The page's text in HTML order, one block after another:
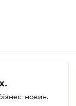
новин.